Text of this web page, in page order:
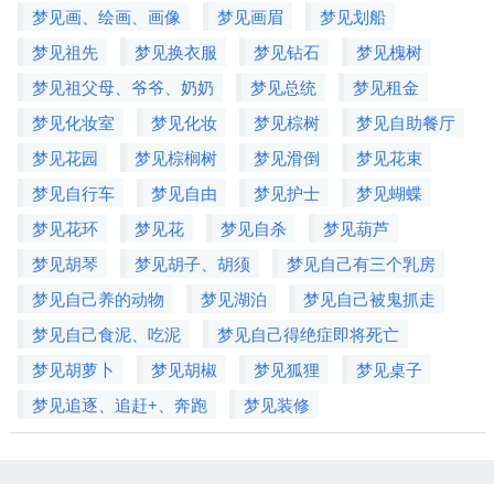
梦见画、绘画、画像
梦见画眉
梦见划船
梦见祖先
梦见换衣服 梦见钻石
梦见槐树
梦见祖父母、爷爷、奶奶
梦见总统
梦见租金
梦见化妆室
梦见化妆 梦见棕树
梦见自助餐厅
梦见花园
梦见棕榈树 梦见滑倒
梦见花束
梦见自行车
梦见自由 梦见护士
梦见蝴蝶
梦见花环
梦见花 梦见自杀
梦见葫芦
梦见胡琴
梦见胡子、胡须
梦见自己有三个乳房
梦见自己养的动物
梦见湖泊
梦见自己被鬼抓走
梦见自己食泥、吃泥
梦见自己得绝症即将死亡
梦见胡萝卜
梦见胡椒 梦见狐狸
梦见桌子
梦见追逐、追赶+、奔跑
梦见装修